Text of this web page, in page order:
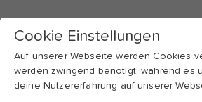
Cookie Einstellungen
Auf unserer Webseite werden Cookies
werden zwingend benötigt, während es
deine Nutzererfahrung auf unserer